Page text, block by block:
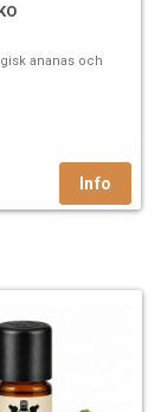
ananas och